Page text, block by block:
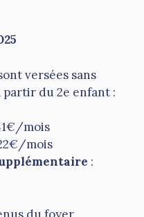
versées sans
du 2e enfant :
mois
mois
: